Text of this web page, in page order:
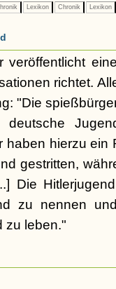
Lexikon Chronik Lexikon
veröffentlicht
richtet.
"Die
haben hierzu ein
gestritten,
Die
zu nennen
zu leben."